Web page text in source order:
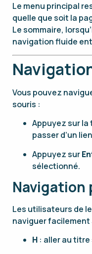
Le menu principal
quelle que soit la
Le sommaire,
navigation fluide
Vous pouvez
souris :
Appuyez sur la
passer d’un
Appuyez sur
sélectionné.
Navigation
Les utilisateurs de
naviguer facilement
H : aller au